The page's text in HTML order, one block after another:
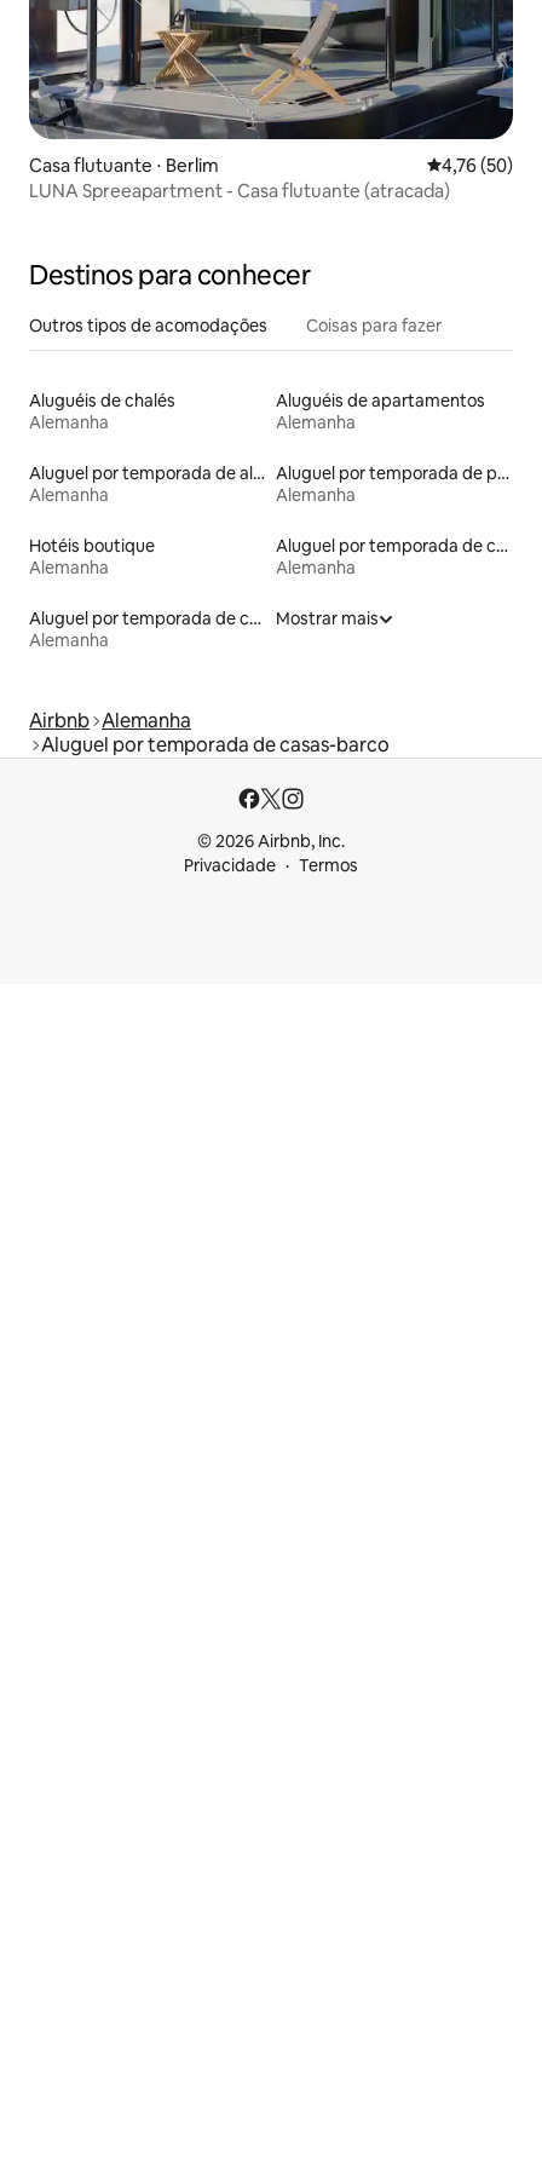
Casa flutuante ⋅ Berlim 4,76 de uma
4,76 (50)
LUNA Spreeapartment - Casa flutuante (atracada)
Destinos para conhecer
Outros tipos de acomodações Coisas para fazer
Aluguéis de chalés
Alemanha
Aluguéis de apartamentos
Alemanha
Aluguel por temporada de alojamentos ecológicos
Alemanha
Aluguel por temporada de pensões coreanas
Alemanha
Hotéis boutique
Alemanha
Aluguel por temporada de contêineres
Alemanha
Aluguel por temporada de cabanas de pastor
Alemanha
Mostrar mais
Airbnb Alemanha
Aluguel por temporada de casas-barco
© 2026 Airbnb, Inc.
Privacidade
Termos